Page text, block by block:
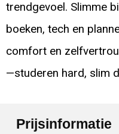
trendgevoel. Slimme
boeken, tech en
comfort en
—studeren hard, slim
Prijsinformatie